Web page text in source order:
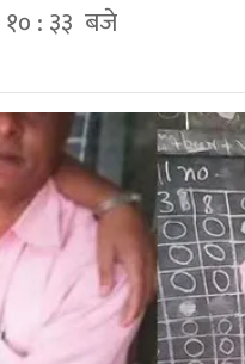
१० : ३३ बजे